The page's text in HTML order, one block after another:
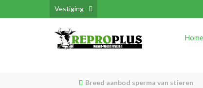
Vestiging
Home
Breed aanbod sperma van stieren